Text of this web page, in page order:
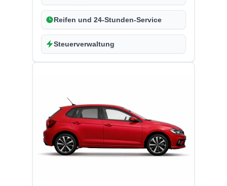
Reifen und 24-Stunden-Service
Steuerverwaltung